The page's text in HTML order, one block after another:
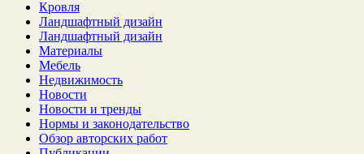
Кровля
Ландшафтный дизайн
Ландшафтный дизайн
Материалы
Мебель
Недвижимость
Новости
Новости и тренды
Нормы и законодательство
Обзор авторских работ